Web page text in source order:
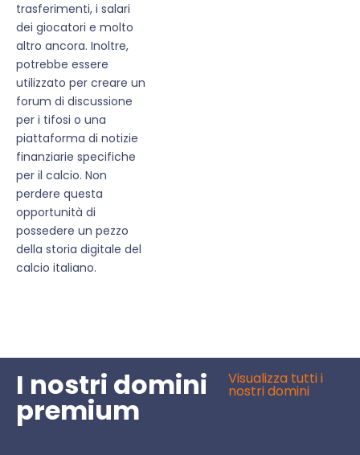
trasferimenti, i salari
dei giocatori e molto
altro ancora. Inoltre,
potrebbe essere
utilizzato per creare un
forum di discussione
per i tifosi o una
piattaforma di notizie
finanziarie specifiche
per il calcio. Non
perdere questa
opportunità di
possedere un pezzo
della storia digitale del
calcio italiano.
I nostri domini
premium
Visualizza tutti i
nostri domini